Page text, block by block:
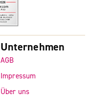
Unternehmen
AGB
Impressum
Über uns